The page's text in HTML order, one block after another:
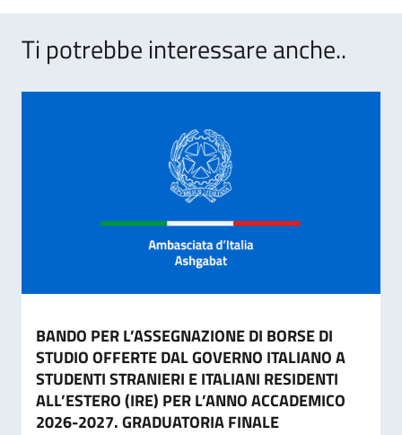
Ti potrebbe interessare anche..
BANDO PER L’ASSEGNAZIONE DI BORSE DI
STUDIO OFFERTE DAL GOVERNO ITALIANO A
STUDENTI STRANIERI E ITALIANI RESIDENTI
ALL’ESTERO (IRE) PER L’ANNO ACCADEMICO
2026-2027. GRADUATORIA FINALE